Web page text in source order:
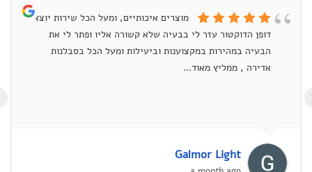
מוצרים איכותיים, ומעל הכל שירות יוצא
דופן הדוקטור עזר לי בבעיה שלא קשורה אליו ופתר לי את
הבעיה במהירות במקצוענות וביעילות ומעל הכל בסבלנות
אדירה , ממליץ מאוד...
Galmor Light